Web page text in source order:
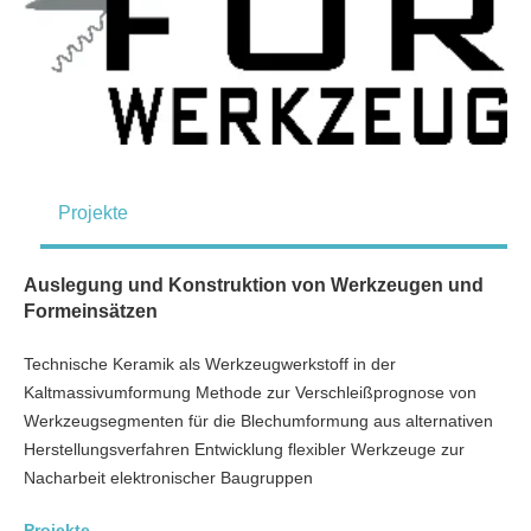
Projekte
Auslegung und Konstruktion von Werkzeugen und
Formeinsätzen
Technische Keramik als Werkzeugwerkstoff in der
Kaltmassivumformung Methode zur Verschleißprognose von
Werkzeugsegmenten für die Blechumformung aus alternativen
Herstellungsverfahren Entwicklung flexibler Werkzeuge zur
Nacharbeit elektronischer Baugruppen